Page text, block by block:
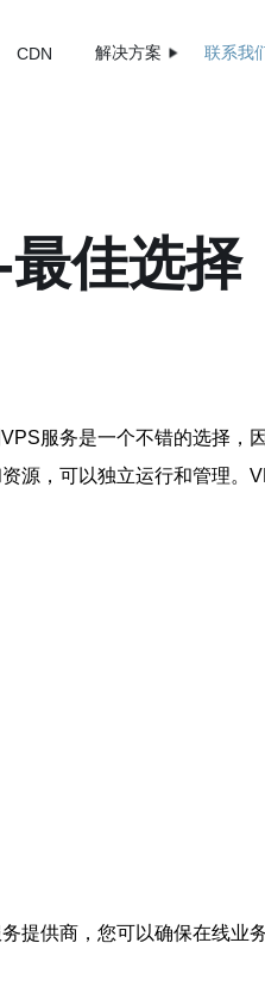
CDN 解决方案 联系我
佳选择
服务是一个不错的选择，
源，可以独立运行和管理。
供商，您可以确保在线业